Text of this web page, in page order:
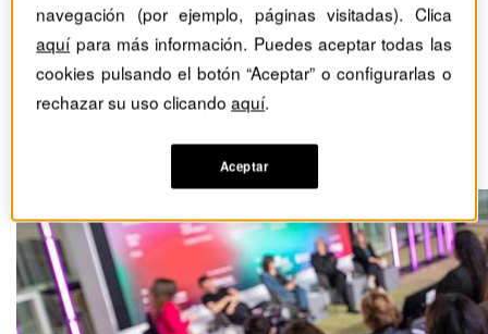
Camino al éxito: BWAW.
El ambicioso viaje hacia
la igualdad de género
navegación (por ejemplo, páginas visitadas). Clica
aquípara más información. Puedes aceptar todas las
cookies pulsando el botón “Aceptar” o configurarlas o
rechazar su uso clicandoaquí.
Aceptar